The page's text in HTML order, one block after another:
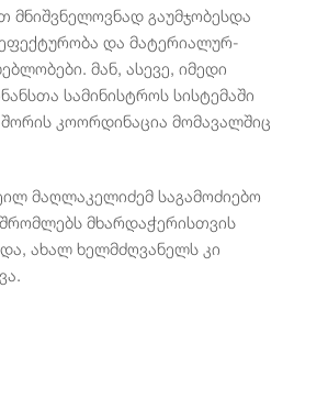
მნიშვნელოვნად გაუმჯობესდა
ეფექტურობა და მატერიალურ-
მან, ასევე, იმედი
სამინისტროს სისტემაში
შორის კოორდინაცია მომავალშიც
მაღლაკელიძემ საგამოძიებო
მხარდაჭერისთვის
ახალ ხელმძღვანელს კი